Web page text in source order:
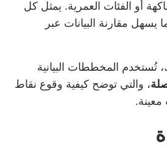
أو الفئات العمرية. يمثل كل
مقارنة البيانات عبر
تُستخدم المخططات البيانية
، والتي توضح كيفية وقوع نقاط
معينة.